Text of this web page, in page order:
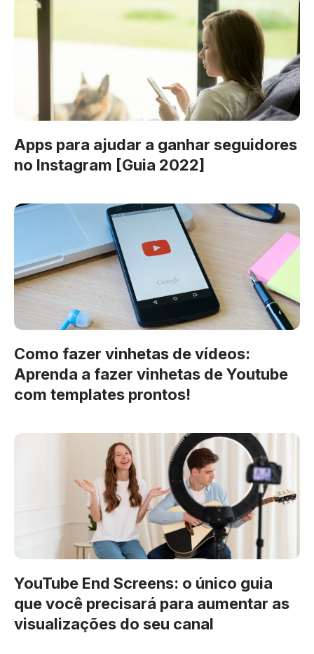
Apps para ajudar a ganhar seguidores
no Instagram [Guia 2022]
Como fazer vinhetas de vídeos:
Aprenda a fazer vinhetas de Youtube
com templates prontos!
YouTube End Screens: o único guia
que você precisará para aumentar as
visualizações do seu canal